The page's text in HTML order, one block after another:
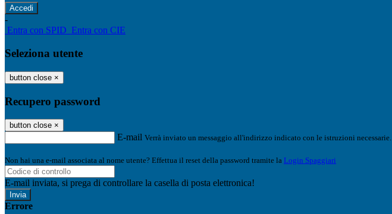
-
Entra con SPID Entra con CIE
Seleziona utente
button close ×
Recupero password
button close ×
E-mail Verrà inviato un messaggio all'indirizzo indicato con le istruzioni necessarie.
Non hai una e-mail associata al nome utente? Effettua il reset della password tramite la Login Spaggiari
E-mail inviata, si prega di controllare la casella di posta elettronica!
Errore